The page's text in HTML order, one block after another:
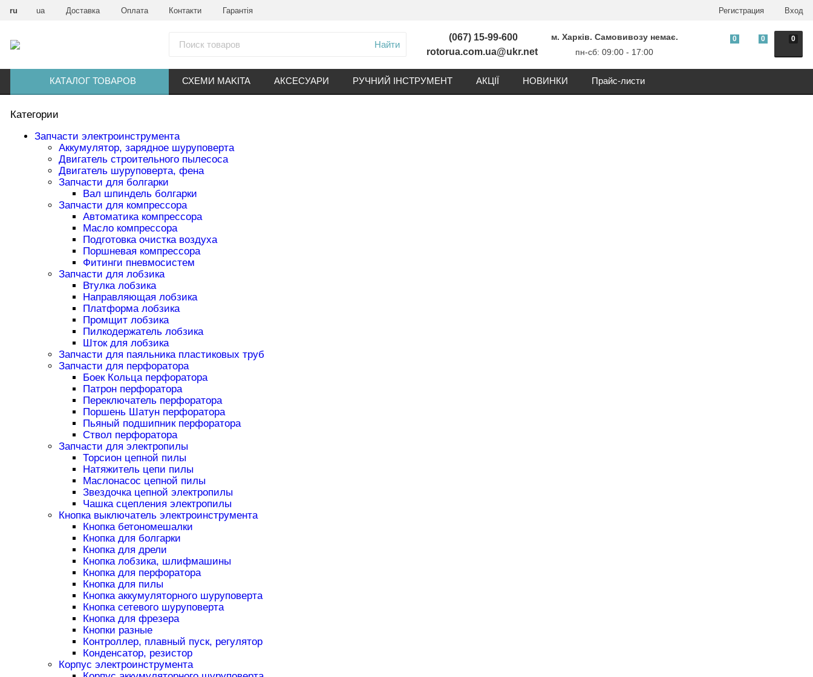
ru ua Доставка Оплата Контакти Гарантія Регистрация Вход
Найти
(067) 15-99-600
rotorua.com.ua@ukr.net
м. Харків. Самовивозу немає.
пн-сб: 09:00 - 17:00
0
0 0
КАТАЛОГ ТОВАРОВ СХЕМИ MAKITA АКСЕСУАРИ РУЧНИЙ ІНСТРУМЕНТ АКЦІЇ НОВИНКИ Прайс-листи
Категории
Запчасти электроинструмента
Аккумулятор, зарядное шуруповерта
Двигатель строительного пылесоса
Двигатель шуруповерта, фена
Запчасти для болгарки
Вал шпиндель болгарки
Запчасти для компрессора
Автоматика компрессора
Масло компрессора
Подготовка очистка воздуха
Поршневая компрессора
Фитинги пневмосистем
Запчасти для лобзика
Втулка лобзика
Направляющая лобзика
Платформа лобзика
Промщит лобзика
Пилкодержатель лобзика
Шток для лобзика
Запчасти для паяльника пластиковых труб
Запчасти для перфоратора
Боек Кольца перфоратора
Патрон перфоратора
Переключатель перфоратора
Поршень Шатун перфоратора
Пьяный подшипник перфоратора
Ствол перфоратора
Запчасти для электропилы
Торсион цепной пилы
Натяжитель цепи пилы
Маслонасос цепной пилы
Звездочка цепной электропилы
Чашка сцепления электропилы
Кнопка выключатель электроинструмента
Кнопка бетономешалки
Кнопка для болгарки
Кнопка для дрели
Кнопка лобзика, шлифмашины
Кнопка для перфоратора
Кнопка для пилы
Кнопка аккумуляторного шуруповерта
Кнопка сетевого шуруповерта
Кнопка для фрезера
Кнопки разные
Контроллер, плавный пуск, регулятор
Конденсатор, резистор
Корпус электроинструмента